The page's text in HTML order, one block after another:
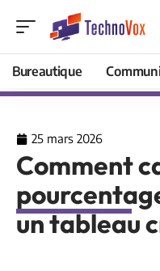
Bureautique
25 mars 2026
Comment
un tableau